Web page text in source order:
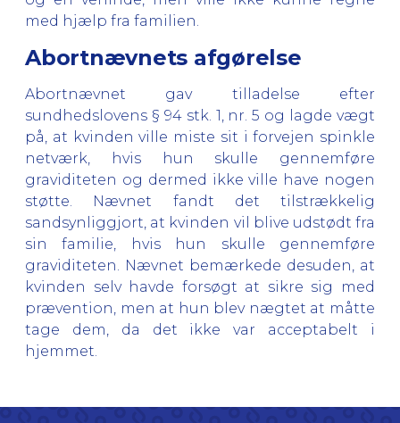
med hjælp fra familien.
Abortnævnets afgørelse
Abortnævnet gav tilladelse efter
sundhedslovens § 94 stk. 1, nr. 5 og lagde vægt
på, at kvinden ville miste sit i forvejen spinkle
netværk, hvis hun skulle gennemføre
graviditeten og dermed ikke ville have nogen
støtte. Nævnet fandt det tilstrækkelig
sandsynliggjort, at kvinden vil blive udstødt fra
sin familie, hvis hun skulle gennemføre
graviditeten. Nævnet bemærkede desuden, at
kvinden selv havde forsøgt at sikre sig med
prævention, men at hun blev nægtet at måtte
tage dem, da det ikke var acceptabelt i
hjemmet.